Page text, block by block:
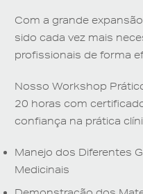
Com a grande
sido cada vez mais
profissionais de forma
Nosso Workshop
20 horas com
confiança na prática
Manejo dos Diferentes
Medicinais